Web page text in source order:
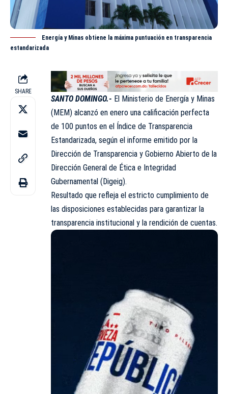
Energía y Minas obtiene la máxima puntuación en transparencia
estandarizada
SHARE
SANTO DOMINGO.- El Ministerio de Energía y Minas
(MEM) alcanzó en enero una calificación perfecta
de 100 puntos en el Índice de Transparencia
Estandarizada, según el informe emitido por la
Dirección de Transparencia y Gobierno Abierto de la
Dirección General de Ética e Integridad
Gubernamental (Digeig).
Resultado que refleja el estricto cumplimiento de
las disposiciones establecidas para garantizar la
transparencia institucional y la rendición de cuentas.